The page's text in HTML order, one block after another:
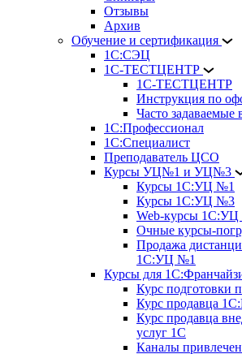
Отзывы
Архив
Обучение и сертификация
1С:СЭЦ
1С-ТЕСТЦЕНТР
1С-ТЕСТЦЕНТР
Инструкция по
Часто задаваемые
1С:Профессионал
1С:Специалист
Преподаватель ЦСО
Курсы УЦ№1 и УЦ№3
Курсы 1С:УЦ №1
Курсы 1С:УЦ №3
Web-курсы
Очные курсы-
Продажа
1С:УЦ №1
Курсы для
Курс подготовки
Курс продавца
Курс продавца
услуг 1С
Каналы